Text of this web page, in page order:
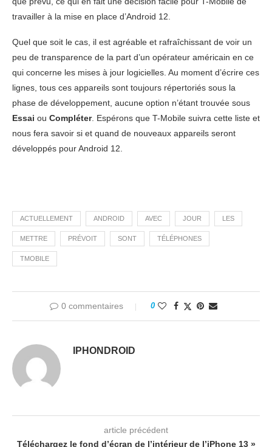
travailler à la mise en place d’Android 12.
Quel que soit le cas, il est agréable et rafraîchissant de voir un
peu de transparence de la part d’un opérateur américain en ce
qui concerne les mises à jour logicielles. Au moment d’écrire ces
lignes, tous ces appareils sont toujours répertoriés sous la
phase de développement, aucune option n’étant trouvée sous
Essai ou Compléter. Espérons que T-Mobile suivra cette liste et
nous fera savoir si et quand de nouveaux appareils seront
développés pour Android 12.
ACTUELLEMENT ANDROID AVEC JOUR LES
METTRE PRÉVOIT SONT TÉLÉPHONES
TMOBILE
0 commentaires 0
IPHONDROID
article précédent
Téléchargez le fond d’écran de l’intérieur de l’iPhone 13 »